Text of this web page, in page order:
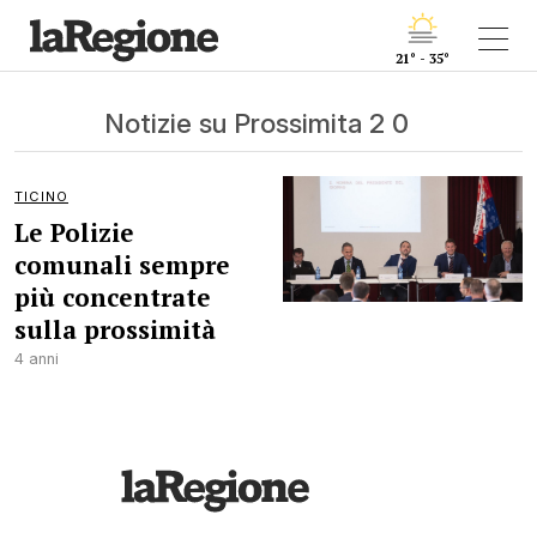
21° - 35°
Notizie su Prossimita 2 0
TICINO
Le Polizie
comunali sempre
più concentrate
sulla prossimità
4 anni